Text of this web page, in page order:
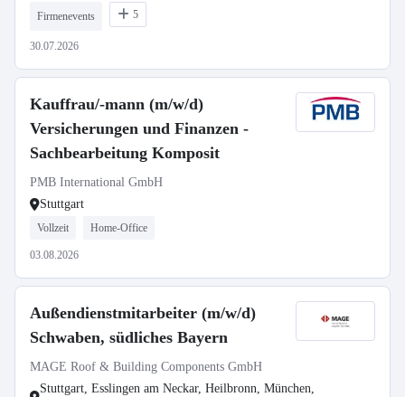
Firmenevents 5
30.07.2026
Kauffrau/-mann (m/w/d)
Versicherungen und Finanzen -
Sachbearbeitung Komposit
PMB International GmbH
Stuttgart
Vollzeit Home-Office
03.08.2026
Außendienstmitarbeiter (m/w/d)
Schwaben, südliches Bayern
MAGE Roof & Building Components GmbH
Stuttgart, Esslingen am Neckar, Heilbronn, München,